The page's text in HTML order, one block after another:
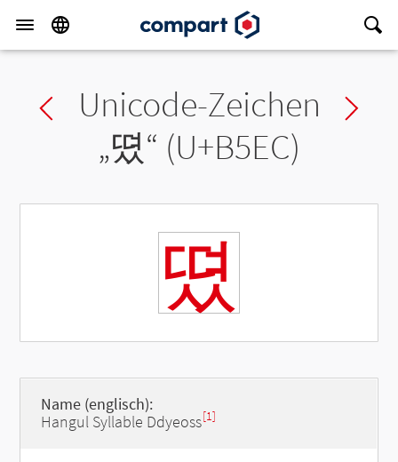
Previous char
Unicode-Zeichen
„뗬“ (U+B5EC)
뗬
Name (englisch):
Hangul Syllable Ddyeoss[1]